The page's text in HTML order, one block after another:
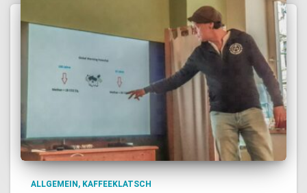
ALLGEMEIN KAFFEEKLATSCH